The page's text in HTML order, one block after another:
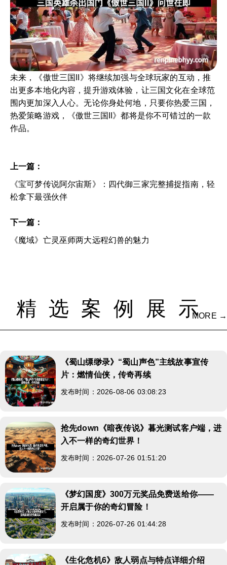
未来，《傲世三国II》将继续加强与全球玩家的互动，推
出更多本地化内容，提升游戏体验，让三国文化在全球范
围内更加深入人心。无论你身处何地，只要你热爱三国，
热爱策略游戏，《傲世三国II》都将是你不可错过的一款
作品。
上一篇：
《宝可梦传说阿尔宙斯》：四代御三家完整捕捉指南，轻
松拿下最强伙伴
下一篇：
《魔域》亡灵巫师两大远程幻兽的魅力
精选案例展示MORE →
《蜀山缥缈录》“蜀山声色”主线故事宣传
片：燃情仙侠，传奇再续
发布时间：2026-08-06 03:08:23
抢先down《暗夜传说》暮光测试客户端，进
入不一样的奇幻世界！
发布时间：2026-07-26 01:51:20
《梦幻国度》300万元奖品免费送给你——
开启属于你的奇幻冒险！
发布时间：2026-07-26 01:44:28
《生化危机6》敌人弱点与特点详细介绍